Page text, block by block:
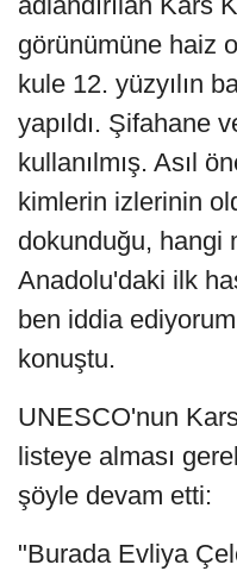
görünümüne haiz
kule 12. yüzyılın
yapıldı. Şifahane
kullanılmış. Asıl
kimlerin izlerinin
dokunduğu, hangi
Anadolu'daki ilk
ben iddia
konuştu.
UNESCO'nun
listeye alması
şöyle devam etti:
"Burada Evliya